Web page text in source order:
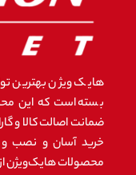
هایک ویژن بهترین
بسته است که این
ضمانت اصالت کالا و
خرید آسان و نصب و
محصولات هایک‌ویژن